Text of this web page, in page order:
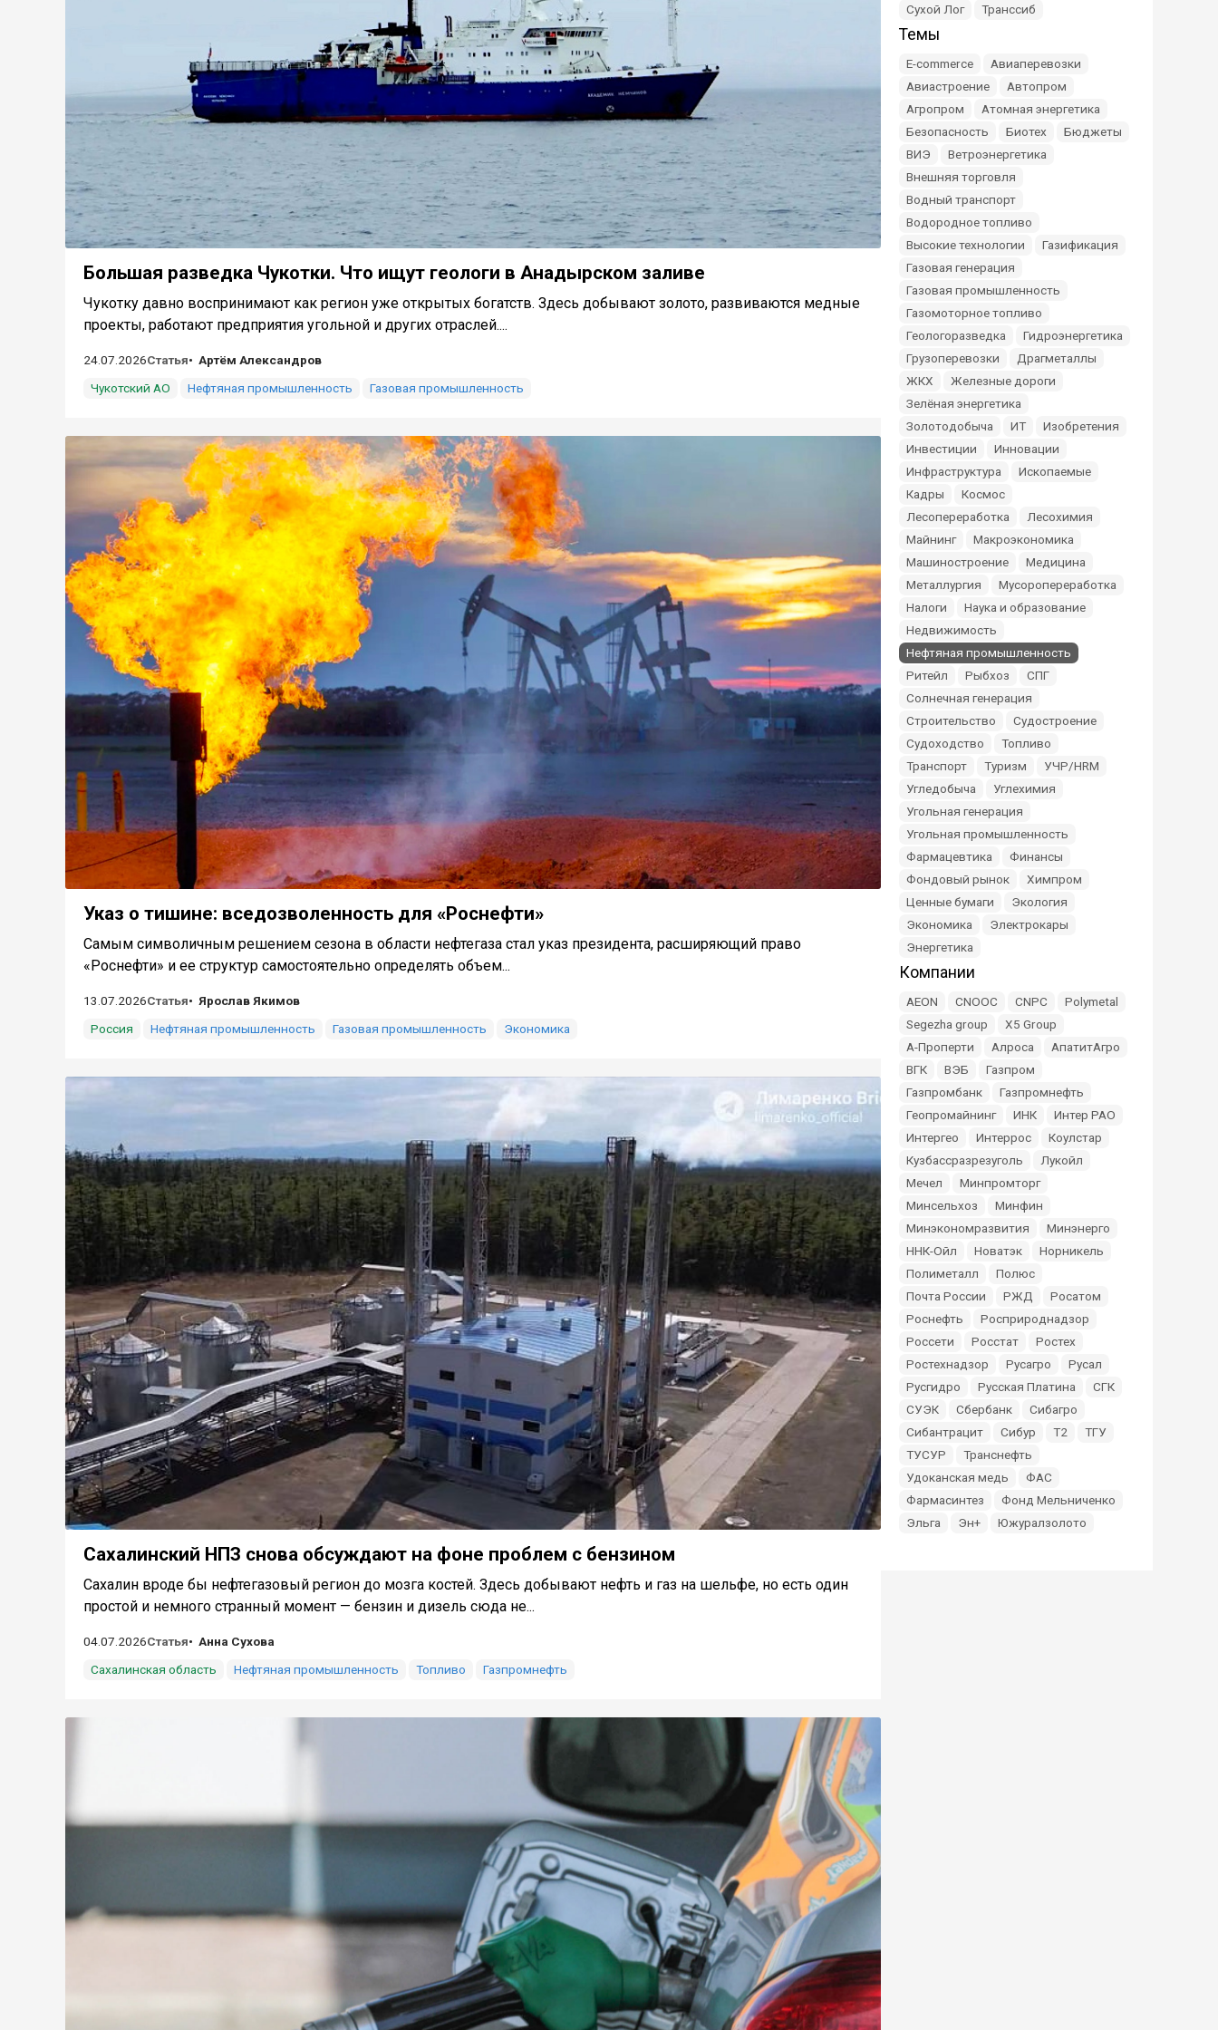
Большая разведка Чукотки. Что ищут геологи в Анадырском заливе
Чукотку давно воспринимают как регион уже открытых богатств. Здесь добывают золото, развиваются медные
проекты, работают предприятия угольной и других отраслей....
24.07.2026Статья
Артём Александров
Чукотский АО
Нефтяная промышленность Газовая промышленность
Указ о тишине: вседозволенность для «Роснефти»
Самым символичным решением сезона в области нефтегаза стал указ президента, расширяющий право
«Роснефти» и ее структур самостоятельно определять объем...
13.07.2026Статья
Ярослав Якимов
Россия
Нефтяная промышленность Газовая промышленность Экономика
Сахалинский НПЗ снова обсуждают на фоне проблем с бензином
Сахалин вроде бы нефтегазовый регион до мозга костей. Здесь добывают нефть и газ на шельфе, но есть один
простой и немного странный момент — бензин и дизель сюда не...
04.07.2026Статья
Анна Сухова
Сахалинская область
Нефтяная промышленность Топливо Газпромнефть
Сухой Лог Транссиб
Темы
E-commerce
Авиаперевозки
Авиастроение
Автопром
Агропром
Атомная энергетика
Безопасность
Биотех
Бюджеты
ВИЭ
Ветроэнергетика
Внешняя торговля
Водный транспорт
Водородное топливо
Высокие технологии
Газификация
Газовая генерация
Газовая промышленность
Газомоторное топливо
Геологоразведка
Гидроэнергетика
Грузоперевозки
Драгметаллы
ЖКХ
Железные дороги
Зелёная энергетика
Золотодобыча
ИТ
Изобретения
Инвестиции
Инновации
Инфраструктура
Ископаемые
Кадры
Космос
Лесопереработка
Лесохимия
Майнинг
Макроэкономика
Машиностроение
Медицина
Металлургия
Мусоропереработка
Налоги
Наука и образование
Недвижимость
Нефтяная промышленность
Ритейл
Рыбхоз
СПГ
Солнечная генерация
Строительство
Судостроение
Судоходство
Топливо
Транспорт
Туризм
УЧР/HRM
Угледобыча
Углехимия
Угольная генерация
Угольная промышленность
Фармацевтика
Финансы
Фондовый рынок
Химпром
Ценные бумаги
Экология
Экономика
Электрокары
Энергетика
Компании
AEON CNOOC CNPC
Polymetal
Segezha group
X5 Group
А-Проперти
Алроса
АпатитАгро
ВГК
ВЭБ
Газпром
Газпромбанк
Газпромнефть
Геопромайнинг
ИНК
Интер РАО
Интергео
Интеррос
Коулстар
Кузбассразрезуголь
Лукойл
Мечел
Минпромторг
Минсельхоз
Минфин
Минэкономразвития
Минэнерго
ННК-Ойл
Новатэк
Норникель
Полиметалл
Полюс
Почта России
РЖД
Росатом
Роснефть
Росприроднадзор
Россети
Росстат
Ростех
Ростехнадзор
Русагро
Русал
Русгидро
Русская Платина
СГК
СУЭК
Сбербанк
Сибагро
Сибантрацит
Сибур Т2
ТГУ
ТУСУР
Транснефть
Удоканская медь
ФАС
Фармасинтез
Фонд Мельниченко
Эльга
Эн+ Южуралзолото